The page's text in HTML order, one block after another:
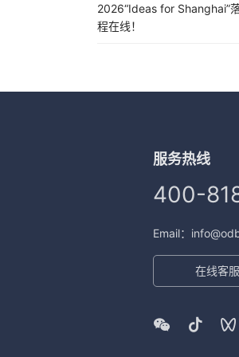
2026“Ideas for Shanghai”
程在线！
服务热线
400-
Email：
在线客服